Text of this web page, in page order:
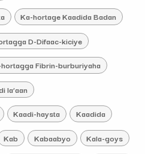
Ka-hortage Kaadida Badan
D-Difaac-kiciye
Fibrin-burburiyaha
la’aan
Kaadi-haysta Kaadida
Kab Kabaabyo Kala-goys